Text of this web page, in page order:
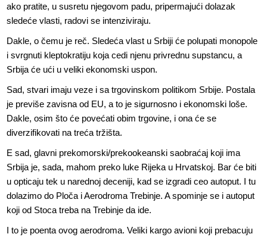
ako pratite, u susretu njegovom padu, pripermajući dolazak
sledeće vlasti, radovi se intenziviraju.
Dakle, o čemu je reč. Sledeća vlast u Srbiji će polupati monopole
i svrgnuti kleptokratiju koja cedi njenu privrednu supstancu, a
Srbija će ući u veliki ekonomski uspon.
Sad, stvari imaju veze i sa trgovinskom politikom Srbije. Postala
je previše zavisna od EU, a to je sigurnosno i ekonomski loše.
Dakle, osim što će povećati obim trgovine, i ona će se
diverzifikovati na treća tržišta.
E sad, glavni prekomorski/prekookeanski saobraćaj koji ima
Srbija je, sada, mahom preko luke Rijeka u Hrvatskoj. Bar će biti
u opticaju tek u narednoj deceniji, kad se izgradi ceo autoput. I tu
dolazimo do Ploča i Aerodroma Trebinje. A spominje se i autoput
koji od Stoca treba na Trebinje da ide.
I to je poenta ovog aerodroma. Veliki kargo avioni koji prebacuju